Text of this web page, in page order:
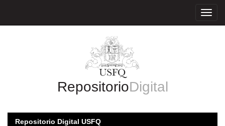
RepositorioDigital
Repositorio Digital USFQ